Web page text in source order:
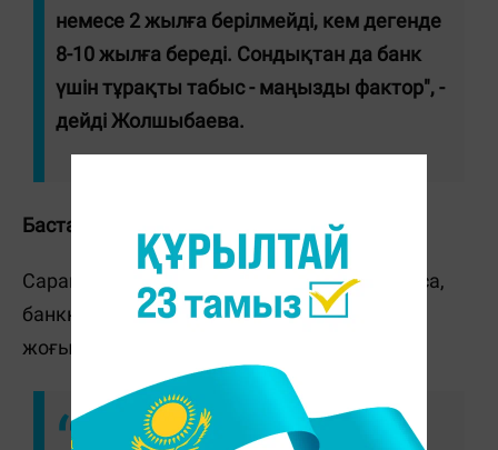
немесе 2 жылға берілмейді, кем дегенде
8-10 жылға береді. Сондықтан да банк
үшін тұрақты табыс - маңызды фактор", -
дейді Жолшыбаева.
Бастапқы жарнаның жеткіліксіз болуы
Сарапшы бастапқы жарна жеткіліксіз болса,
банкке өтініш беріп, әуре болудың қажеті
жоғын айтады.